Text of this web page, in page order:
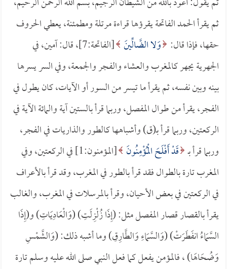
ثم يقرأ الحمد الفاتحة يقرؤها قراءة مرتلة ومطمئنة، يعطي الحروف
حقها، فإذا قال: وَلا الضَّالِّينَ
[الفاتحة:7]، قال: آمين، في
الجهرية يجهر كالمغرب والعشاء والفجر والجمعة، وفي السر يسرها
بينه وبين نفسه، ثم يقرأ ما تيسر من السور أو الآيات، كان يطول في
الفجر، يقرأ من طوال المفصل، وربما قرأ بالستين آية والمائة الآية في
الركعتين، وربما قرأ بـ(ق) وأشباهها كالطور والذاريات في الفجر،
وربما قرأ بـ قَدْ أَفْلَحَ الْمُؤْمِنُونَ
[المؤمنون:1] في الركعتين، وفي
المغرب تارة بالطوال فقد قرأ بالطور في المغرب، وقد قرأ بالأعراف
في الركعتين في بعض الأحيان، وقرأ بالمرسلات في المغرب، والغالب
يقرأ بالقصار قصار المفصل مثل: (إِذَا زُلْزِلَتِ) (وَالْعَادِيَاتِ) و(إِذَا
السَّمَاءُ انفَطَرَتْ) (وَالسَّمَاءِ وَالطَّارِقِ) وما أشبه ذلك: (وَالشَّمْسِ
وَضُحَاهَا) ، فالمؤمن يفعل كما فعل النبي صلى الله عليه وسلم تارة